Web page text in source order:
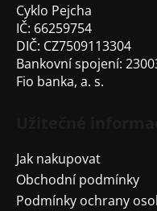
Cyklo Pejcha
IČ: 66259754
DIČ: CZ7509113304
Bankovní spojení:
Fio banka, a. s.
Jak nakupovat
Obchodní podmínky
Podmínky ochrany